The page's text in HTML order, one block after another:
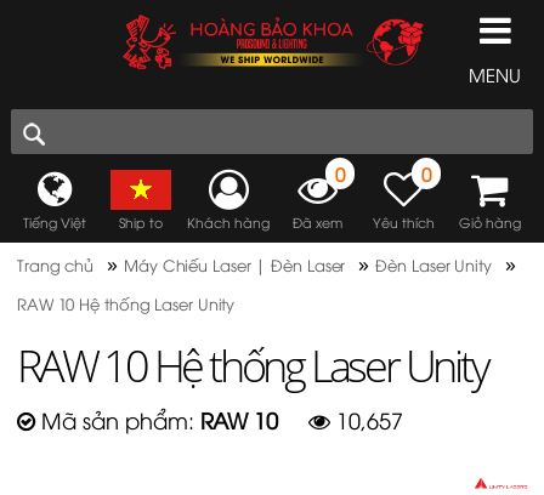
MENU
Tiếng Việt Ship to Khách hàng
0
Đã xem
0
Yêu thích Giỏ hàng
Trang chủ » Máy Chiếu Laser | Đèn Laser »Đèn Laser Unity »
RAW 10 Hệ thống Laser Unity
RAW 10 Hệ thống Laser Unity
Mã sản phẩm: RAW 10 10,657